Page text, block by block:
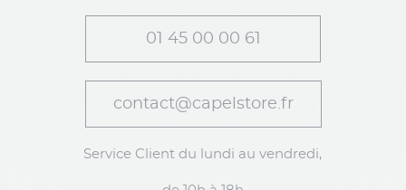
01 45 00 00 61
contact@capelstore.fr
Service Client du lundi au vendredi,